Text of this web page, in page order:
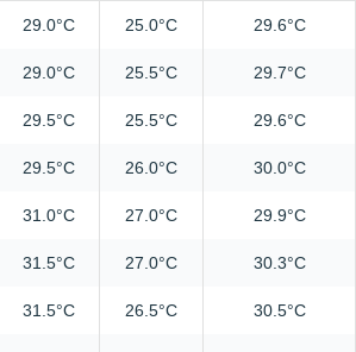
29.0°C 25.0°C 29.6°C
29.0°C 25.5°C 29.7°C
29.5°C 25.5°C 29.6°C
29.5°C 26.0°C 30.0°C
31.0°C 27.0°C 29.9°C
31.5°C 27.0°C 30.3°C
31.5°C 26.5°C 30.5°C